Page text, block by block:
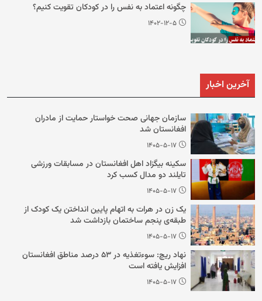
چگونه اعتماد به نفس را در کودکان تقویت کنیم؟
۱۴۰۲-۱۲-۵
آخرین اخبار
سازمان جهانی صحت خواستار حمایت از مادران
افغانستان شد
۱۴۰۵-۵-۱۷
سکینه بیگزاد اهل افغانستان در مسابقات ورزشی
تایلند دو مدال کسب کرد
۱۴۰۵-۵-۱۷
یک زن در هرات به اتهام پایین انداختن یک کودک از
طبقه‌ی پنجم ساختمان بازداشت شد
۱۴۰۵-۵-۱۷
نهاد ریچ: سوءتغذیه در ۵۳ درصد مناطق افغانستان
افزایش یافته است
۱۴۰۵-۵-۱۷